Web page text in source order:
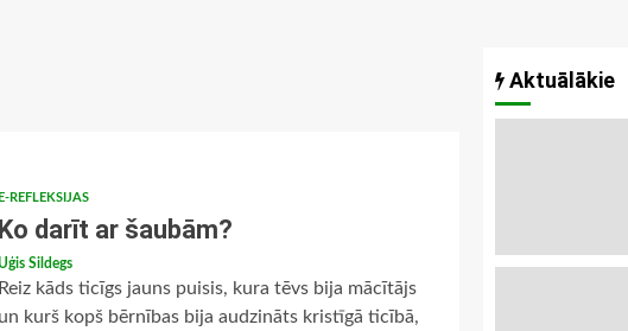
E-REFLEKSIJAS
Ko darīt ar šaubām?
Sildegs
Reiz kāds ticīgs jauns puisis, kura tēvs bija mācītājs
un kurš kopš bērnības bija audzināts kristīgā ticībā,
Aktuālākie